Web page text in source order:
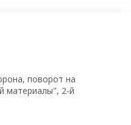
поворот на
материалы", 2-й